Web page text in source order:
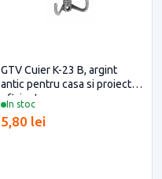
In stoc
GTV Cuier K-23 B, argint
antic pentru casa si proiecte
eficiente
5,80 lei